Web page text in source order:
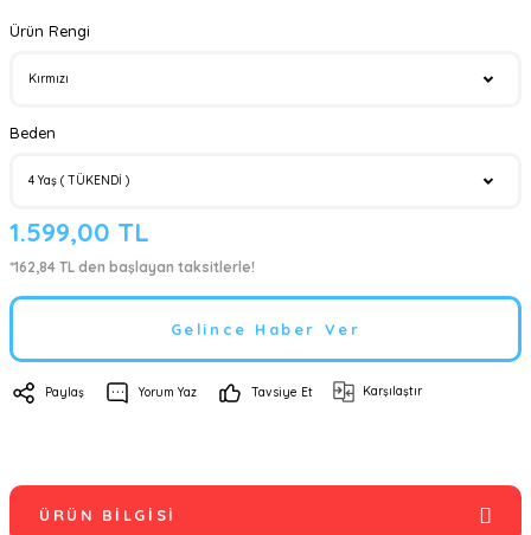
Ürün Rengi
Beden
1.599,00 TL
*162,84 TL den başlayan taksitlerle!
Gelince Haber Ver
Paylaş Yorum Yaz Tavsiye Et Karşılaştır
ÜRÜN BILGISI